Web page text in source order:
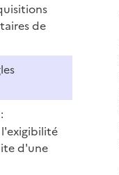
de
d'une